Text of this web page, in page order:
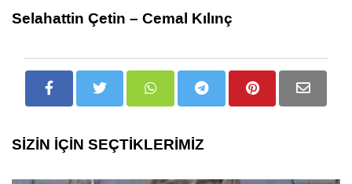
Selahattin Çetin – Cemal Kılınç
SİZİN İÇİN SEÇTİKLERİMİZ